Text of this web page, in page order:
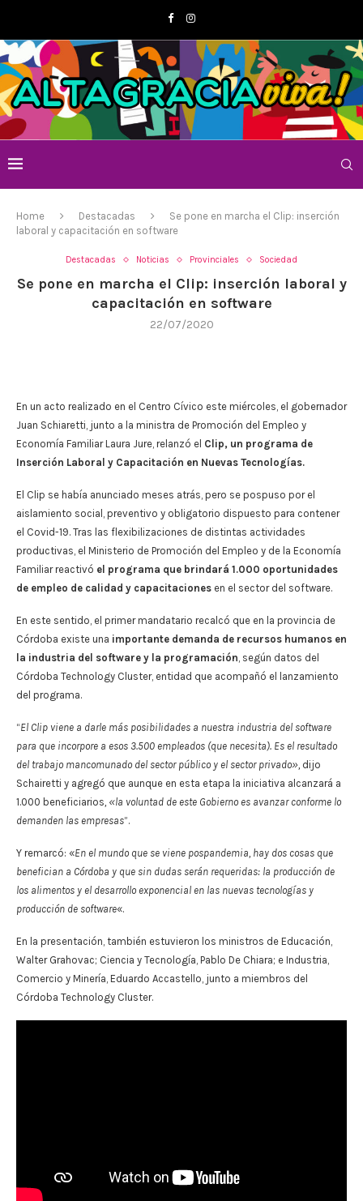
Home Destacadas
Se pone en marcha el Clip: inserción
laboral y capacitación en software
Destacadas Noticias Provinciales Sociedad
Se pone en marcha el Clip: inserción laboral y
capacitación en software
22/07/2020
En un acto realizado en el Centro Cívico este miércoles, el gobernador
Juan Schiaretti, junto a la ministra de Promoción del Empleo y
Economía Familiar Laura Jure, relanzó el Clip, un programa de
Inserción Laboral y Capacitación en Nuevas Tecnologías.
El Clip se había anunciado meses atrás, pero se pospuso por el
aislamiento social, preventivo y obligatorio dispuesto para contener
el Covid-19. Tras las flexibilizaciones de distintas actividades
productivas, el Ministerio de Promoción del Empleo y de la Economía
Familiar reactivó el programa que brindará 1.000 oportunidades
de empleo de calidad y capacitaciones en el sector del software.
En este sentido, el primer mandatario recalcó que en la provincia de
Córdoba existe una importante demanda de recursos humanos en
la industria del software y la programación, según datos del
Córdoba Technology Cluster, entidad que acompañó el lanzamiento
del programa.
“El Clip viene a darle más posibilidades a nuestra industria del software
para que incorpore a esos 3.500 empleados (que necesita). Es el resultado
del trabajo mancomunado del sector público y el sector privado», dijo
Schairetti y agregó que aunque en esta etapa la iniciativa alcanzará a
1.000 beneficiarios, «la voluntad de este Gobierno es avanzar conforme lo
demanden las empresas”.
Y remarcó: «En el mundo que se viene pospandemia, hay dos cosas que
benefician a Córdoba y que sin dudas serán requeridas: la producción de
los alimentos y el desarrollo exponencial en las nuevas tecnologías y
producción de software«.
En la presentación, también estuvieron los ministros de Educación,
Walter Grahovac; Ciencia y Tecnología, Pablo De Chiara; e Industria,
Comercio y Minería, Eduardo Accastello, junto a miembros del
Córdoba Technology Cluster.